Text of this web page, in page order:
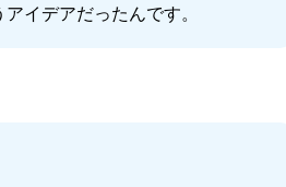
イデアだったんです。